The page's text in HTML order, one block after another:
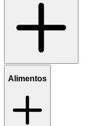
Alimentos